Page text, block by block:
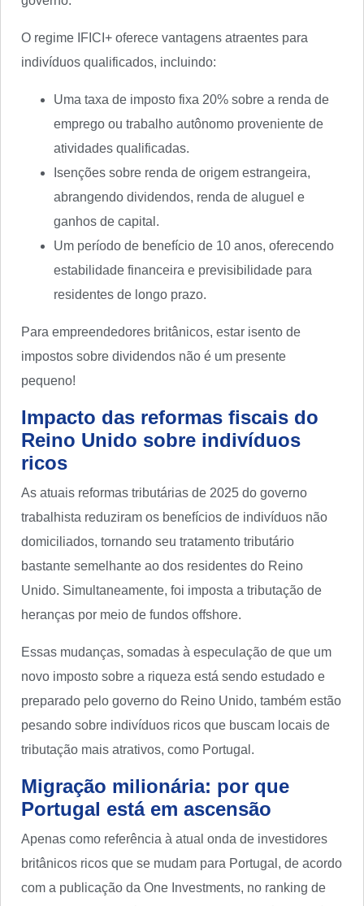
O regime IFICI+ oferece vantagens atraentes para
indivíduos qualificados, incluindo:
Uma taxa de imposto fixa 20% sobre a renda de
emprego ou trabalho autônomo proveniente de
atividades qualificadas.
Isenções sobre renda de origem estrangeira,
abrangendo dividendos, renda de aluguel e
ganhos de capital.
Um período de benefício de 10 anos, oferecendo
estabilidade financeira e previsibilidade para
residentes de longo prazo.
Para empreendedores britânicos, estar isento de
impostos sobre dividendos não é um presente
pequeno!
Impacto das reformas fiscais do
Reino Unido sobre indivíduos
ricos
As atuais reformas tributárias de 2025 do governo
trabalhista reduziram os benefícios de indivíduos não
domiciliados, tornando seu tratamento tributário
bastante semelhante ao dos residentes do Reino
Unido. Simultaneamente, foi imposta a tributação de
heranças por meio de fundos offshore.
Essas mudanças, somadas à especulação de que um
novo imposto sobre a riqueza está sendo estudado e
preparado pelo governo do Reino Unido, também estão
pesando sobre indivíduos ricos que buscam locais de
tributação mais atrativos, como Portugal.
Migração milionária: por que
Portugal está em ascensão
Apenas como referência à atual onda de investidores
britânicos ricos que se mudam para Portugal, de acordo
com a publicação da One Investments, no ranking de